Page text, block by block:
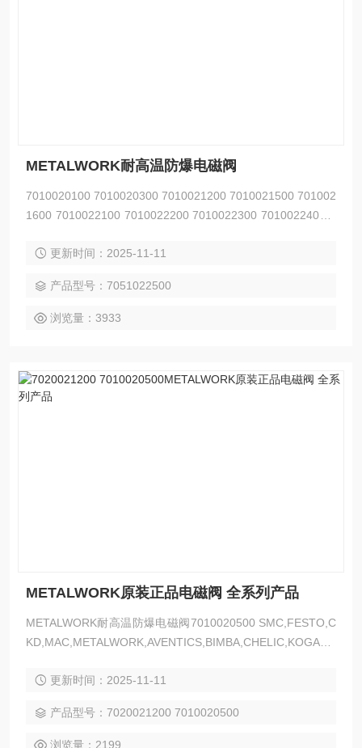
METALWORK耐高温防爆电磁阀
7010020100 7010020300 7010021200 7010021500 701002
1600 7010022100 7010022200 7010022300 7010022400 7
300 7010023400 7020020300 7020021500 7020022500 70
更新时间：2025-11-11
产品型号：7051022500
浏览量：3933
METALWORK原装正品电磁阀 全系列产品
METALWORK耐高温防爆电磁阀7010020500 SMC,FESTO,C
KD,MAC,METALWORK,AVENTICS,BIMBA,CHELIC,KOGANE
更新时间：2025-11-11
产品型号：7020021200 7010020500
浏览量：2199